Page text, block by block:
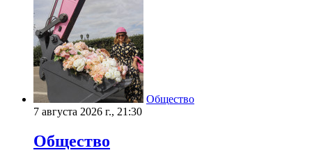
Общество
7 августа 2026 г., 21:30
Общество